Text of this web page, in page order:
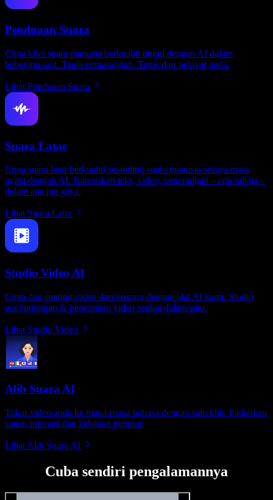
Penduaan Suara
Cipta klon suara manusia berkualiti tinggi dengan AI dalam
beberapa saat. Tiada pemasangan. Terus dari pelayar anda.
Lihat Penduaan Suara
Suara Latar
Cipta suara latar berkualiti setanding suara manusia secara masa
nyata dengan AI. Narrasikan teks, video, penerangan – apa sahaja –
dalam apa jua gaya.
Lihat Suara Latar
Studio Video AI
Cipta dan sunting video dari kosong dengan alat AI kami. Studio
penyuntingan & penciptaan video semua dalam satu.
Lihat Studio Video
Alih Suara AI
Tukar video anda ke mana-mana bahasa dengan satu klik. Padankan
suara, intonasi dan kelajuan penutur.
Lihat Alih Suara AI
Cuba sendiri pengalamannya